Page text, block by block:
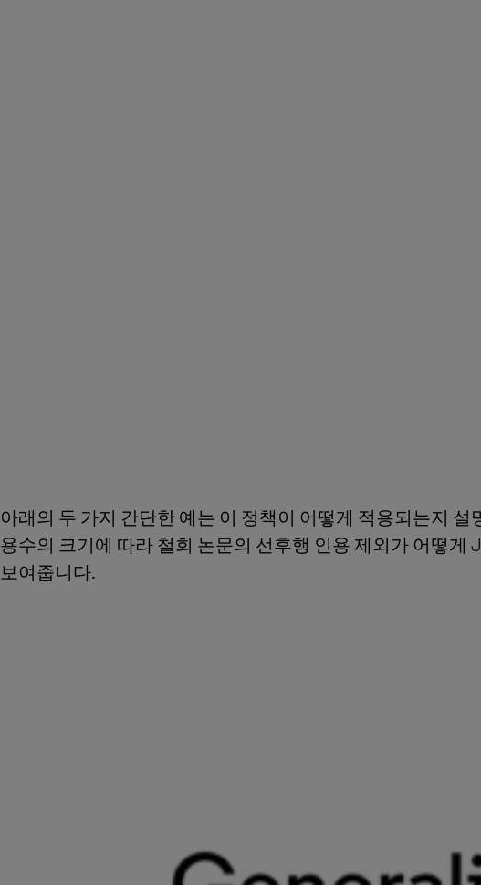
아래의 두 가지 간단한 예는 이 정책이 어떻게 적용되는지 설
용수의 크기에 따라 철회 논문의 선후행 인용 제외가 어떻게
보여줍니다.